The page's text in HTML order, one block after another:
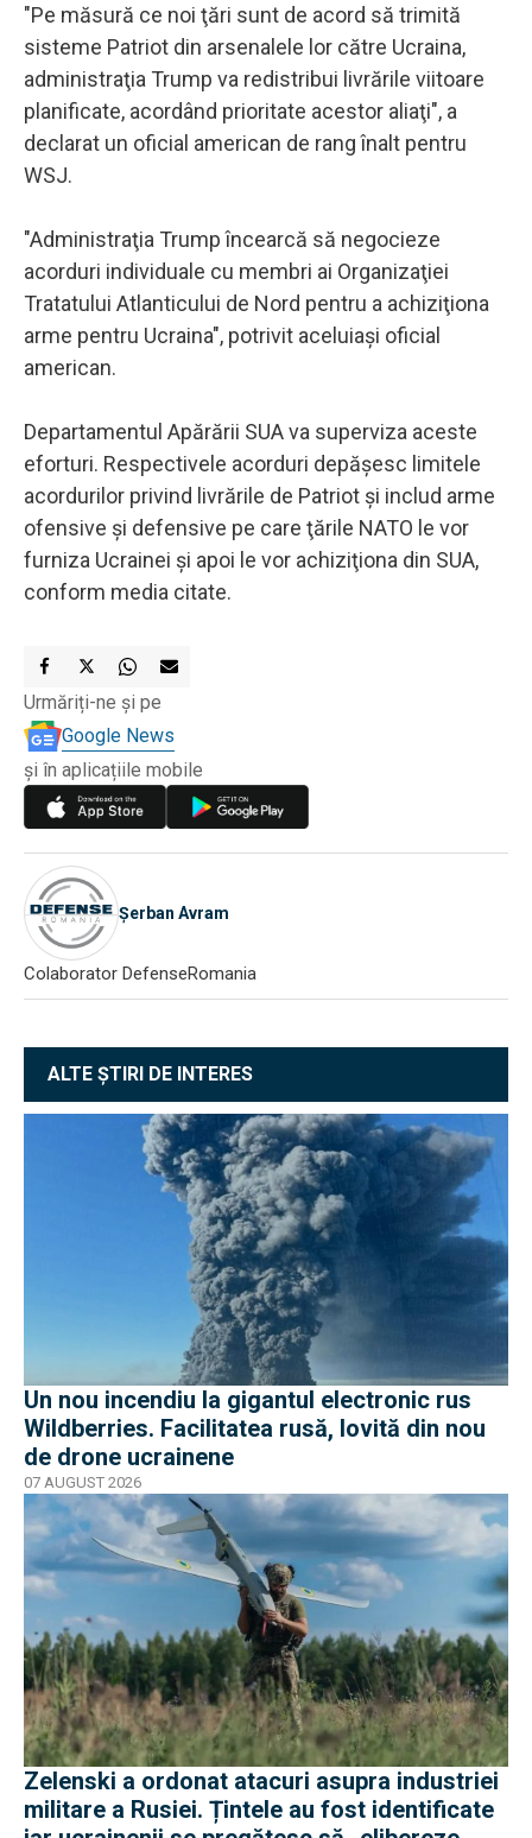
"Pe măsură ce noi ţări sunt de acord să trimită
sisteme Patriot din arsenalele lor către Ucraina,
administraţia Trump va redistribui livrările viitoare
planificate, acordând prioritate acestor aliaţi", a
declarat un oficial american de rang înalt pentru
WSJ.
"Administraţia Trump încearcă să negocieze
acorduri individuale cu membri ai Organizaţiei
Tratatului Atlanticului de Nord pentru a achiziţiona
arme pentru Ucraina", potrivit aceluiaşi oficial
american.
Departamentul Apărării SUA va superviza aceste
eforturi. Respectivele acorduri depăşesc limitele
acordurilor privind livrările de Patriot şi includ arme
ofensive şi defensive pe care ţările NATO le vor
furniza Ucrainei şi apoi le vor achiziţiona din SUA,
conform media citate.
Urmăriți-ne și pe
Google News
și în aplicațiile mobile
Șerban Avram
Colaborator DefenseRomania
ALTE ȘTIRI DE INTERES
Un nou incendiu la gigantul electronic rus
Wildberries. Facilitatea rusă, lovită din nou
de drone ucrainene
07 AUGUST 2026
Zelenski a ordonat atacuri asupra industriei
militare a Rusiei. Țintele au fost identificate